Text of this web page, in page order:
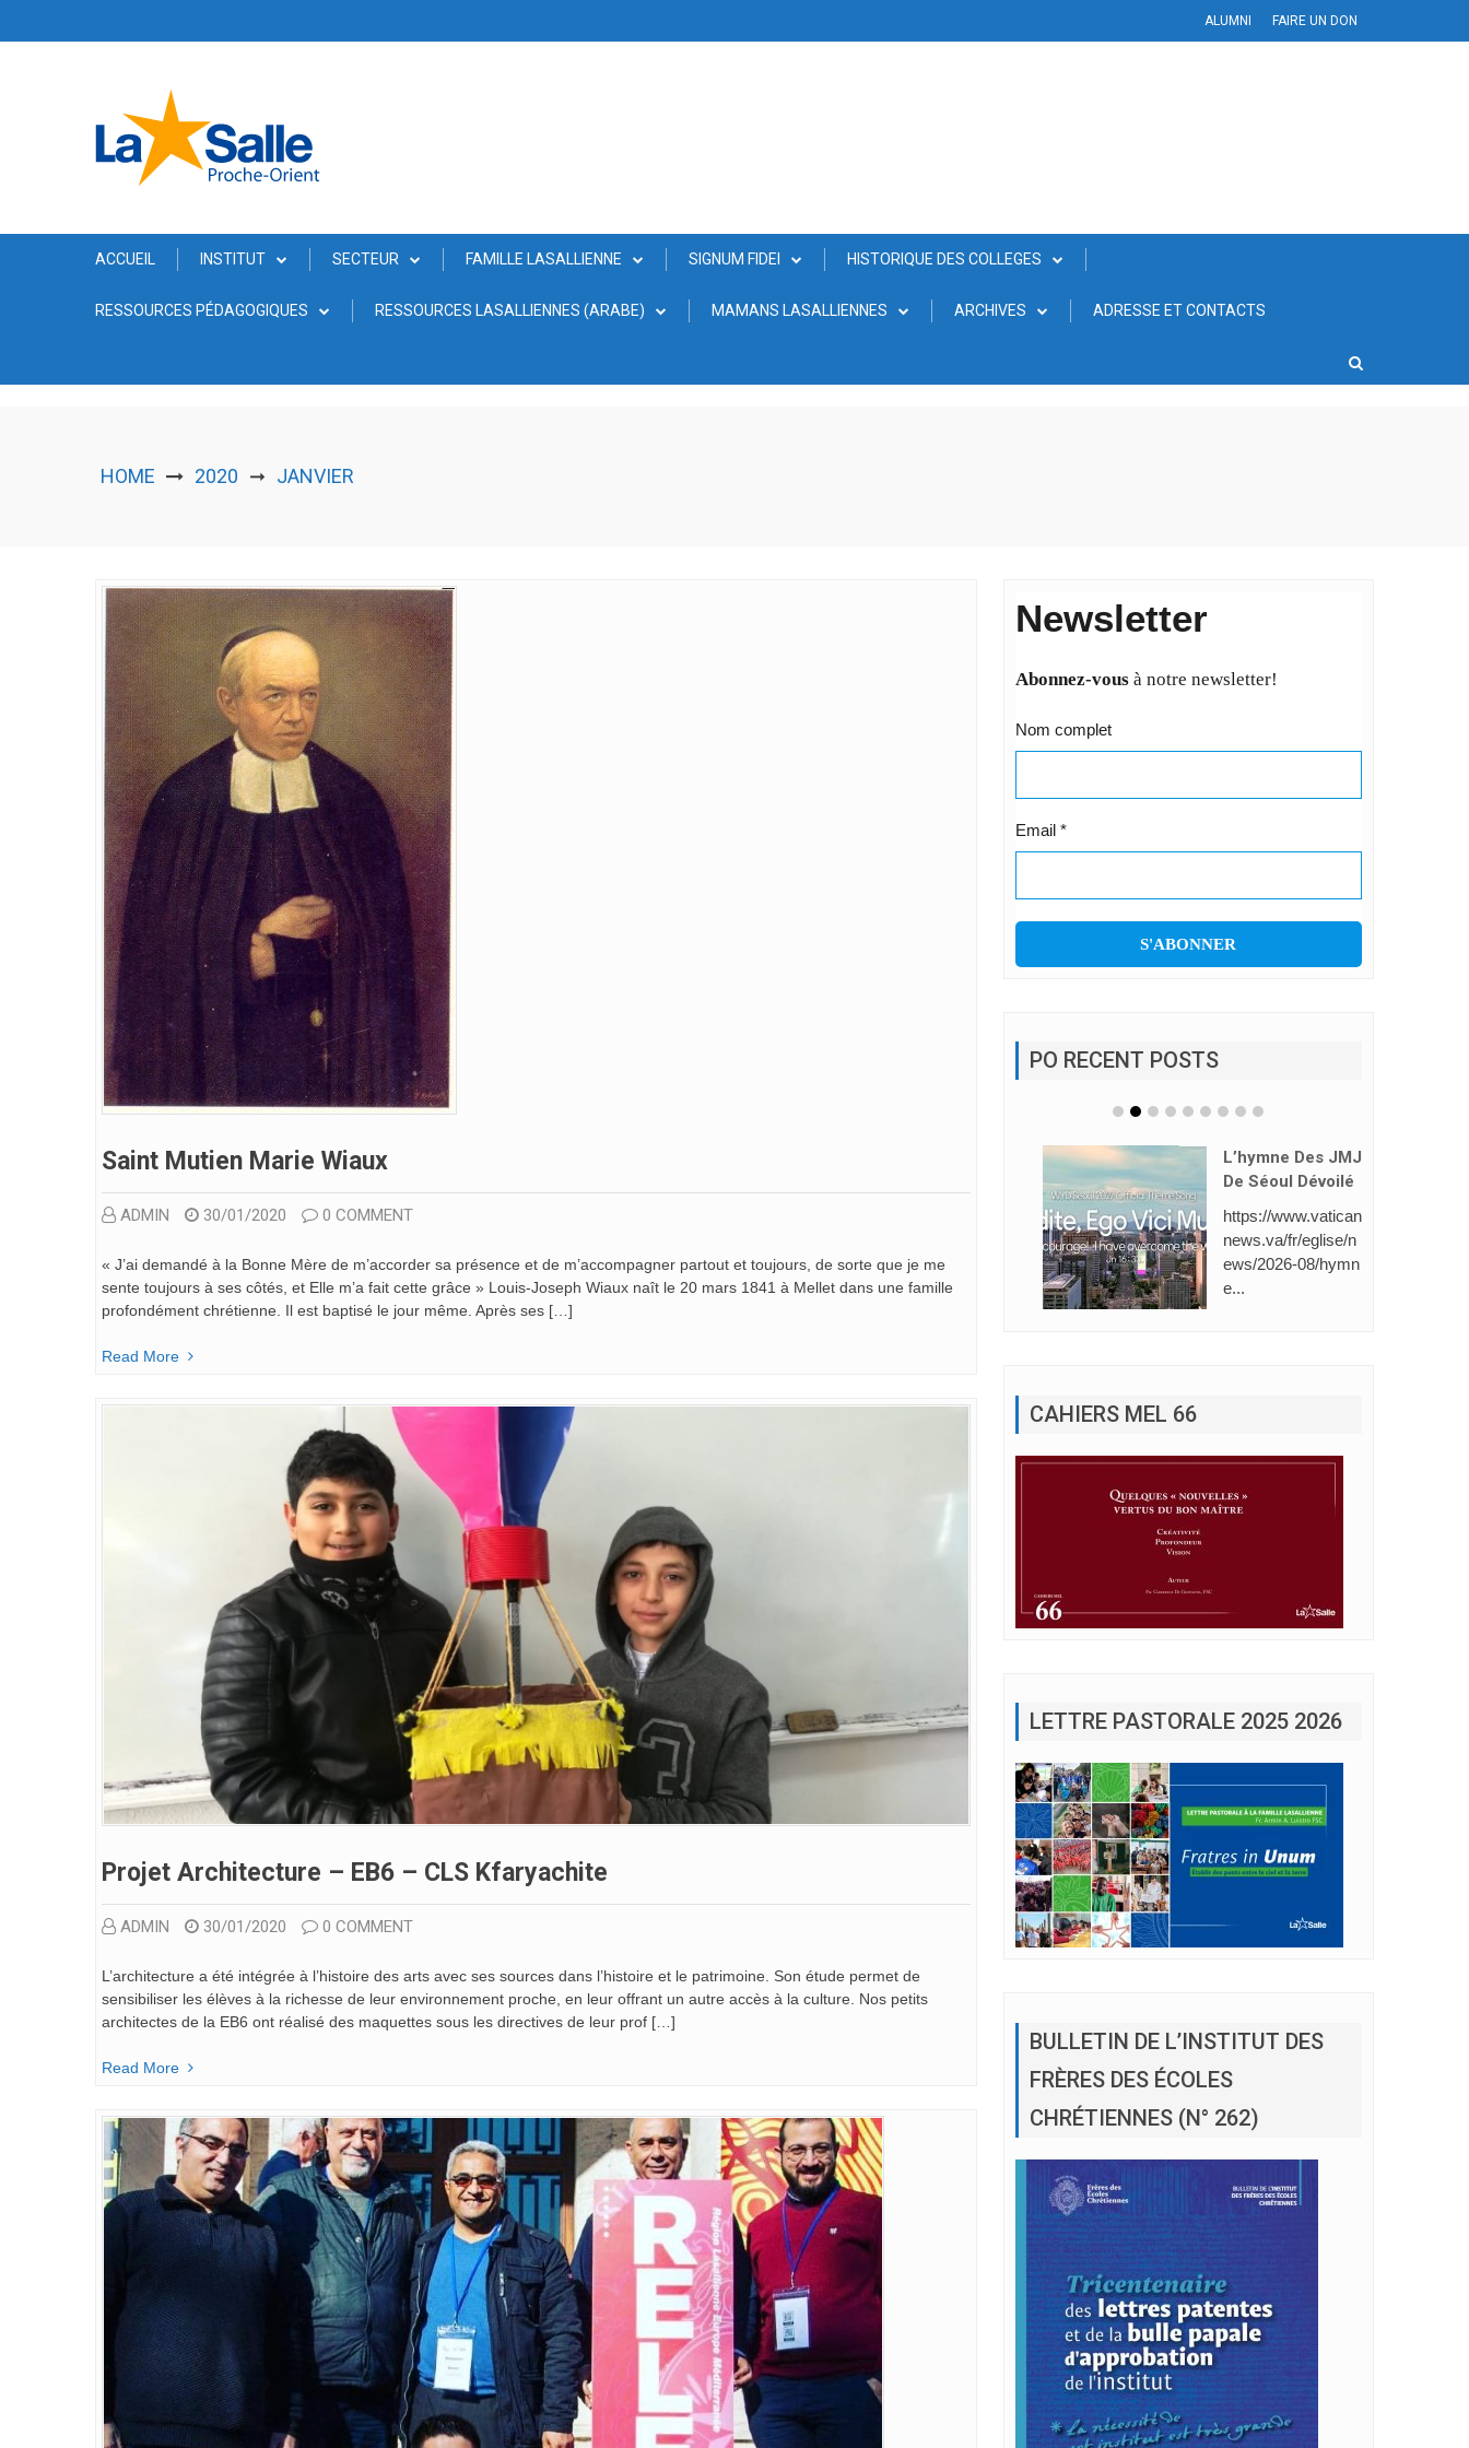
ALUMNI FAIRE UN DON
ACCUEIL INSTITUT SECTEUR FAMILLE LASALLIENNE SIGNUM FIDEI HISTORIQUE DES COLLEGES
RESSOURCES PÉDAGOGIQUES RESSOURCES LASALLIENNES (ARABE) MAMANS LASALLIENNES ARCHIVES ADRESSE ET CONTACTS
HOME 2020 ➞ JANVIER
Saint Mutien Marie Wiaux
ADMIN 30/01/2020 0 COMMENT
« J’ai demandé à la Bonne Mère de m’accorder sa présence et de m’accompagner partout et toujours, de sorte que je me
sente toujours à ses côtés, et Elle m’a fait cette grâce » Louis-Joseph Wiaux naît le 20 mars 1841 à Mellet dans une famille
profondément chrétienne. Il est baptisé le jour même. Après ses […]
Read More
Projet Architecture – EB6 – CLS Kfaryachite
ADMIN 30/01/2020 0 COMMENT
L’architecture a été intégrée à l’histoire des arts avec ses sources dans l’histoire et le patrimoine. Son étude permet de
sensibiliser les élèves à la richesse de leur environnement proche, en leur offrant un autre accès à la culture. Nos petits
architectes de la EB6 ont réalisé des maquettes sous les directives de leur prof […]
Read More
Newsletter
Abonnez-vousà notre newsletter!
Nom complet
Email *
PO RECENT POSTS
L’hymne Des JMJ
De Séoul Dévoilé
https://www.vatican
news.va/fr/eglise/n
ews/2026-08/hymn
e...
CAHIERS MEL 66
LETTRE PASTORALE 2025 2026
BULLETIN DE L’INSTITUT DES
FRÈRES DES ÉCOLES
CHRÉTIENNES (N° 262)